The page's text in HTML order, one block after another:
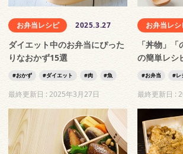
お弁当レシピ 2025.3.27
ダイエット中のお弁当にぴった
りなおかず15選
おかず ダイエット 肉 魚
最終更新日 :2025年3月27日
お弁当レシ
「丼物」
の簡単レシ
お弁当 レ
最終更新日 :